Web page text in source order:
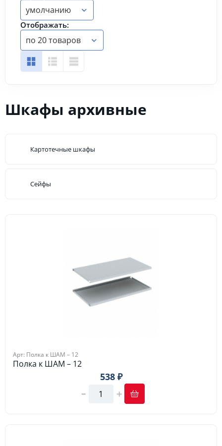
умолчанию
Отображать:
по 20 товаров
Шкафы архивные
Картотечные шкафы
Сейфы
Арт: Полка к ШАМ – 12
Полка к ШАМ – 12
538 ₽